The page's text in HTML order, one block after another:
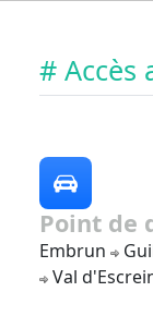
# Accès
Point de
Embrun
Val